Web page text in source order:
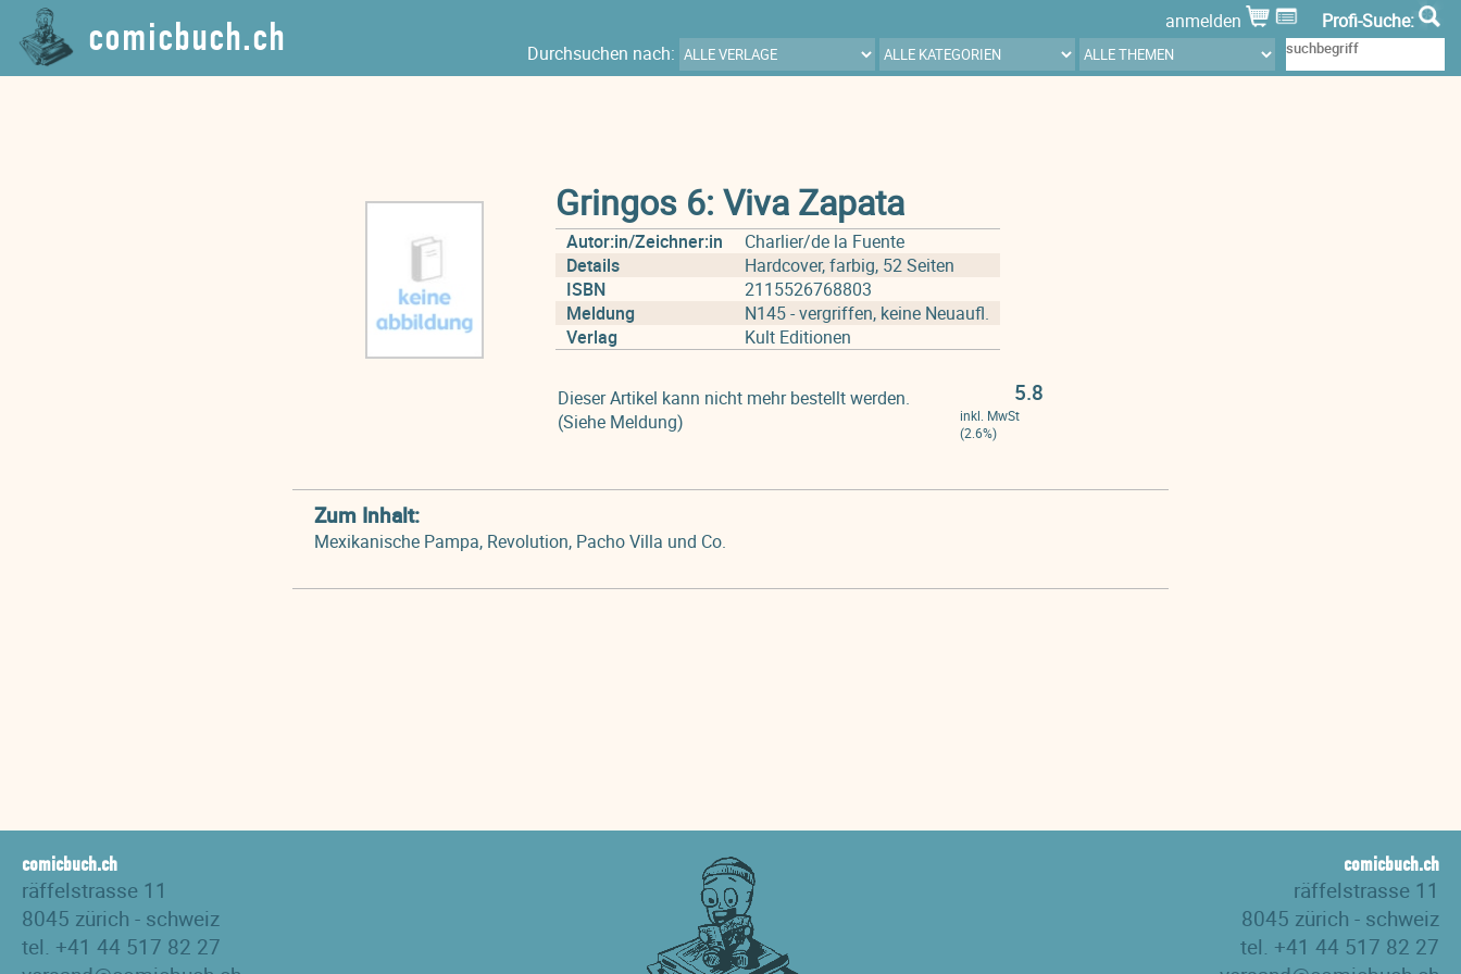
comicbuch.ch anmelden
Profi-Suche:
Durchsuchen nach:
Gringos 6: Viva Zapata
Autor:in/Zeichner:in
Charlier/de la Fuente
Details
Hardcover, farbig, 52 Seiten
ISBN
2115526768803
Meldung
N145 - vergriffen, keine Neuaufl.
Verlag
Kult Editionen
Dieser Artikel kann nicht mehr bestellt werden.
(Siehe Meldung)
5.8
inkl. MwSt
(2.6%)
Zum Inhalt:
Mexikanische Pampa, Revolution, Pacho Villa und Co.
comicbuch.ch
räffelstrasse 11
8045 zürich - schweiz
tel. +41 44 517 82 27
comicbuch.ch
räffelstrasse 11
8045 zürich - schweiz
tel. +41 44 517 82 27